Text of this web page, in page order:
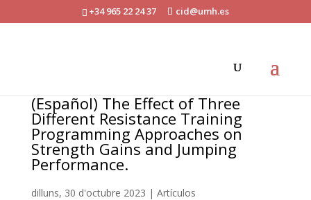
+34 965 22 24 37 cid@umh.es
(Español) The Effect of Three
Different Resistance Training
Programming Approaches on
Strength Gains and Jumping
Performance.
dilluns, 30 d'octubre 2023 | Artículos